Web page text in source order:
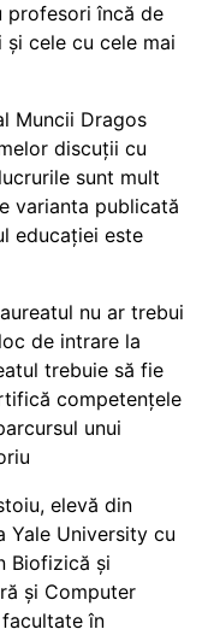
profesori încă de
cele cu cele mai
Muncii Dragos
discuții cu
sunt mult
varianta publicată
educației este
nu ar trebui
de intrare la
trebuie să fie
competențele
unui
elevă din
Yale University cu
Biofizică și
și Computer
în